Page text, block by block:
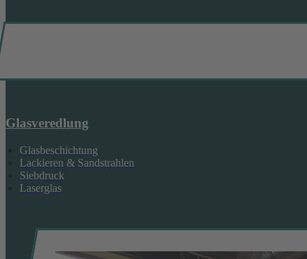
Glasveredlung
Glasbeschichtung
Lackieren & Sandstrahlen
Siebdruck
Laserglas